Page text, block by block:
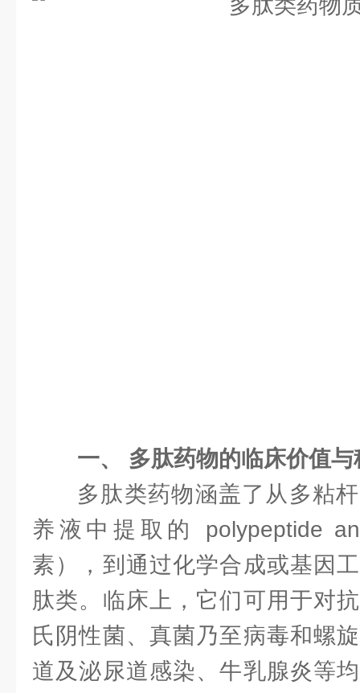
一、 多肽药物的临床价值
多肽类药物涵盖了从多粘
养液中提取的 polypeptide
素），到通过化学合成或基因
肽类。临床上，它们可用于对
氏阴性菌、真菌乃至病毒和螺
道及泌尿道感染、牛乳腺炎等